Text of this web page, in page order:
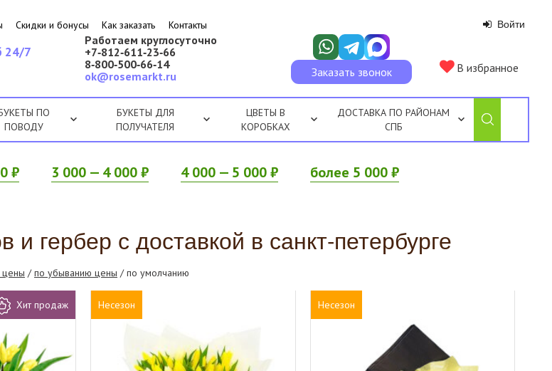
Скидки и бонусы Как заказать Контакты Войти
Работаем круглосуточно
+7‑812‑611‑23‑66
8‑800‑500‑66‑14
ok@rosemarkt.ru
Заказать звонок В избранное
24/7
ПО
ПОВОДУ
БУКЕТЫ ДЛЯ
ПОЛУЧАТЕЛЯ
ЦВЕТЫ В
КОРОБКАХ
ДОСТАВКА ПО РАЙОНАМ
СПБ
₽ 3 000 — 4 000 ₽ 4 000 — 5 000 ₽ более 5 000 ₽
гербер с доставкой в санкт-петербурге
цены /по убыванию цены / по умолчанию
Хит продаж Несезон Несезон